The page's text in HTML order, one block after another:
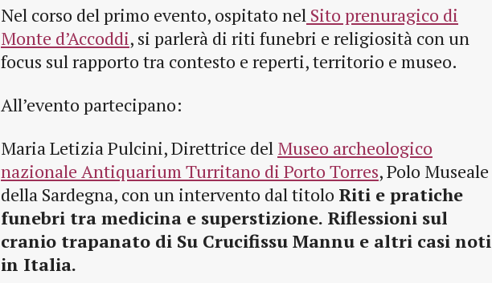
Nel corso del primo evento, ospitato nel Sito prenuragico di
Monte d’Accoddi, si parlerà di riti funebri e religiosità con un
focus sul rapporto tra contesto e reperti, territorio e museo.
All’evento partecipano:
Maria Letizia Pulcini, Direttrice del Museo archeologico
nazionale Antiquarium Turritano di Porto Torres, Polo Museale
della Sardegna, con un intervento dal titolo Riti e pratiche
funebri tra medicina e superstizione. Riflessioni sul
cranio trapanato di Su Crucifissu Mannu e altri casi noti
in Italia.